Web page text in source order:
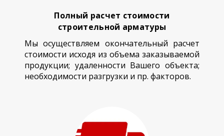
Полный расчет стоимости
строительной арматуры
Мы осуществляем окончательный расчет
стоимости исходя из объема заказываемой
продукции; удаленности Вашего объекта;
необходимости разгрузки и пр. факторов.